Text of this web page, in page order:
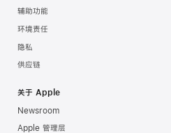
辅助功能
环境责任
隐私
供应链
关于 Apple
Newsroom
Apple 管理层